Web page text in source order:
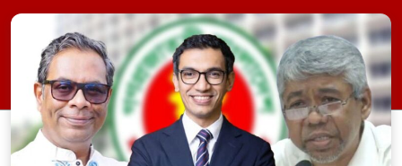
কল্যাণমন্ত্রী এবং সদস্য সচিব থাকবেন স্বাস্থ্য ও
পরিবার কল্যাণ মন্ত্রণালয়ের সচিব। একই সঙ্গে
স্বাস্থ্য প্রতিমন্ত্রী, বাংলাদেশ বিনিয়োগ উন্নয়ন
কর্তৃপক্ষ (বিডা)-এর নির্বাহী চেয়ারম্যান এবং
জাতীয় […]